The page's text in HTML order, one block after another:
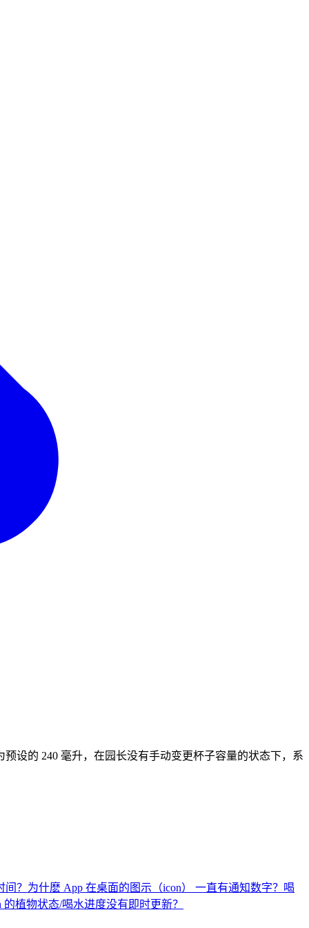
设的 240 毫升，在园长没有手动变更杯子容量的状态下，系
？ 为什麽 App 在桌面的图示（icon） 一直有通知数字？ 喝
的植物状态/喝水进度没有即时更新？